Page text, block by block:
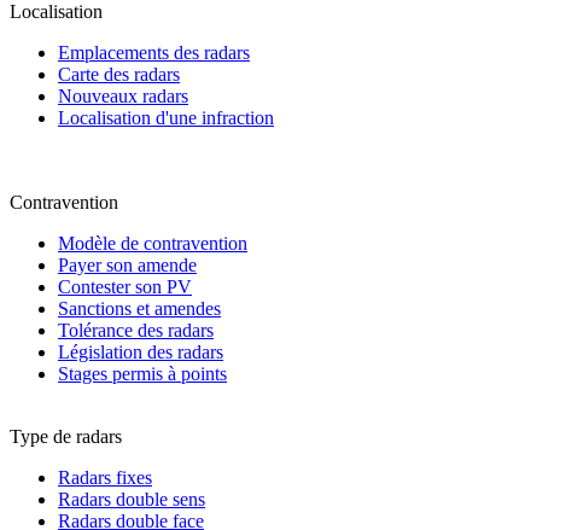
Localisation
Emplacements des radars
Carte des radars
Nouveaux radars
Localisation d'une infraction
Contravention
Modèle de contravention
Payer son amende
Contester son PV
Sanctions et amendes
Tolérance des radars
Législation des radars
Stages permis à points
Type de radars
Radars fixes
Radars double sens
Radars double face